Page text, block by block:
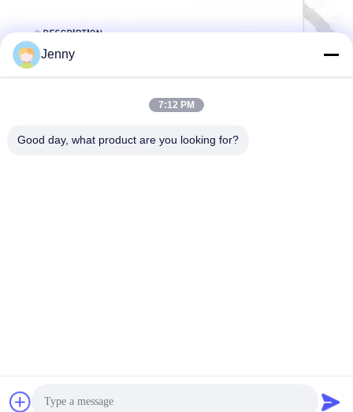
Jenny
7:12 PM
Good day, what product are you looking for?